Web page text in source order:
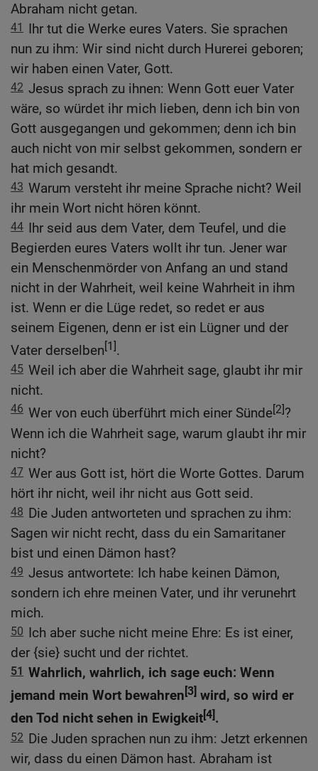
Abraham nicht getan.
41 Ihr tut die Werke eures Vaters. Sie sprachen
nun zu ihm: Wir sind nicht durch Hurerei geboren;
wir haben einen Vater, Gott.
42 Jesus sprach zu ihnen: Wenn Gott euer Vater
wäre, so würdet ihr mich lieben, denn ich bin von
Gott ausgegangen und gekommen; denn ich bin
auch nicht von mir selbst gekommen, sondern er
hat mich gesandt.
43 Warum versteht ihr meine Sprache nicht? Weil
ihr mein Wort nicht hören könnt.
44 Ihr seid aus dem Vater, dem Teufel, und die
Begierden eures Vaters wollt ihr tun. Jener war
ein Menschenmörder von Anfang an und stand
nicht in der Wahrheit, weil keine Wahrheit in ihm
ist. Wenn er die Lüge redet, so redet er aus
seinem Eigenen, denn er ist ein Lügner und der
Vater derselben[1].
45 Weil ich aber die Wahrheit sage, glaubt ihr mir
nicht.
46 Wer von euch überführt mich einer Sünde[2]?
Wenn ich die Wahrheit sage, warum glaubt ihr mir
nicht?
47 Wer aus Gott ist, hört die Worte Gottes. Darum
hört ihr nicht, weil ihr nicht aus Gott seid.
48 Die Juden antworteten und sprachen zu ihm:
Sagen wir nicht recht, dass du ein Samaritaner
bist und einen Dämon hast?
49 Jesus antwortete: Ich habe keinen Dämon,
sondern ich ehre meinen Vater, und ihr verunehrt
mich.
50 Ich aber suche nicht meine Ehre: Es ist einer,
der {sie} sucht und der richtet.
51 Wahrlich, wahrlich, ich sage euch: Wenn
jemand mein Wort bewahren [3] wird, so wird er
den Tod nicht sehen in Ewigkeit[4].
52 Die Juden sprachen nun zu ihm: Jetzt erkennen
wir, dass du einen Dämon hast. Abraham ist